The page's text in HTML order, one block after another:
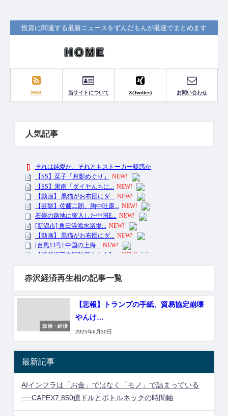
投資に関連する最新ニュースをずんだもんが最速でまとめます
RSS 当サイトについて X(Twitter) お問い合わせ
人気記事
赤沢経済再生相の記事一覧
政治・経済
【悲報】トランプの手紙、貿易協定崩壊
やんけ…
2025年6月30日
最新記事
AIインフラは「お金」ではなく「モノ」で詰まっている
──CAPEX7,850億ドルとボトルネックの時間軸